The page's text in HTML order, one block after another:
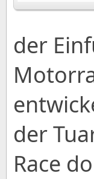
der
der
Race